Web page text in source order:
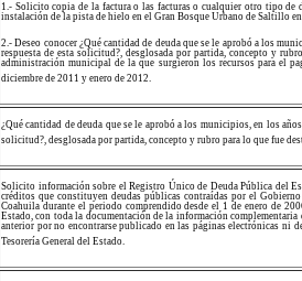
1.- Solicito copia de la factura o las facturas o cualquier otro tipo
instalación de la pista de hielo en el Gran Bosque Urbano de Saltillo
2.- Deseo conocer ¿Qué cantidad de deuda que se le aprobó a los
respuesta de esta solicitud?, desglosada por partida, concepto y
administración municipal de la que surgieron los recursos para el
diciembre de 2011 y enero de 2012.
¿Qué cantidad de deuda que se le aprobó a los municipios, en los
solicitud?, desglosada por partida, concepto y rubro para lo que fue
Solicito información sobre el Registro Único de Deuda Pública del
créditos que constituyen deudas públicas contraídas por el
Coahuila durante el periodo comprendido desde el 1 de enero de
Estado, con toda la documentación de la información
anterior por no encontrarse publicado en las páginas electrónicas ni
Tesorería General del Estado.